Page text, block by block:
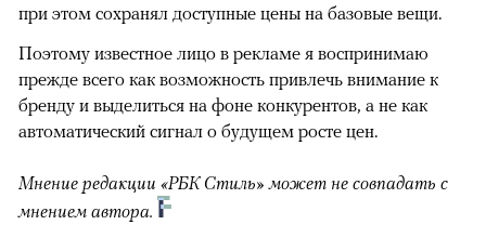
при этом сохранял доступные цены на базовые вещи.
Поэтому известное лицо в рекламе я воспринимаю
прежде всего как возможность привлечь внимание к
бренду и выделиться на фоне конкурентов, а не как
автоматический сигнал о будущем росте цен.
Мнение редакции «РБК Стиль» может не совпадать с
мнением автора.